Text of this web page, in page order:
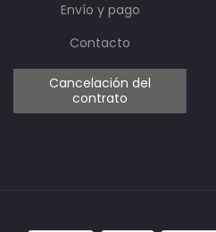
Envío y pago
Contacto
Cancelación del
contrato